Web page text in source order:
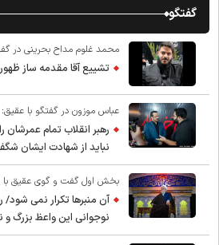
گفتگو
محمد غلوم مداح بحرینی در
تشییع آقا مقدمه ساز
عباس موزون در گفتگو با عقیق:
رهبر انقلاب تمام عمرشان
نباید از شهادت ایشان
بخش اول گفت و گوی عقیق با
آن منبرها تکرار نمی شود/
نوجوانی این واعظ بزرگ و
اسلام